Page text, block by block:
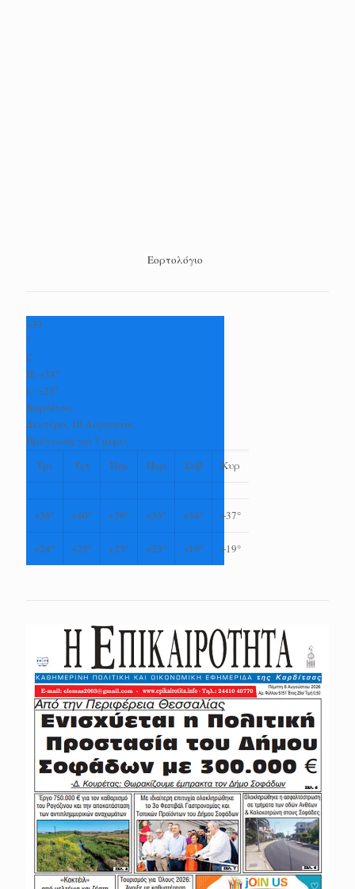
Εορτολόγιο
+33
°
C
H: +34°
L: +25°
Καρδίτσα
Δευτέρα, 10 Αύγουστος
Πρόγνωση για 7 μέρες
Τρι
Τετ Πεμ Παρ Σαβ Κυρ
+36° +40° +39° +35° +34° +37°
+24° +23° +23° +23° +19° +19°